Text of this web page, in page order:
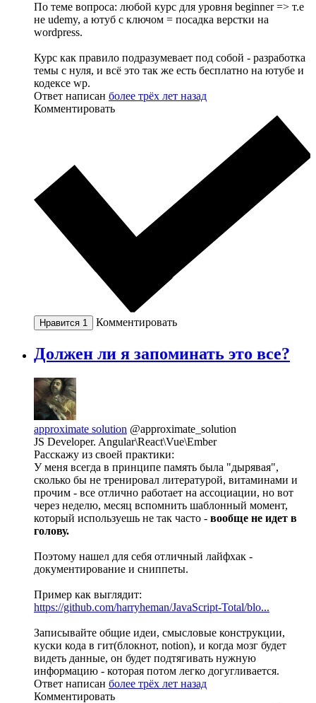
По теме вопроса: любой курс для уровня beginner => т.е
не udemy, а ютуб с ключом = посадка верстки на
wordpress.
Курс как правило подразумевает под собой - разработка
темы с нуля, и всё это так же есть бесплатно на ютубе и
кодексе wp.
Ответ написан более трёх лет назад
Комментировать
Нравится 1 Комментировать
Должен ли я запоминать это все?
approximate solution @approximate_solution
JS Developer. Angular\React\Vue\Ember
Расскажу из своей практики:
У меня всегда в принципе память была "дырявая",
сколько бы не тренировал литературой, витаминами и
прочим - все отлично работает на ассоциации, но вот
через неделю, месяц вспомнить шаблонный момент,
который используешь не так часто - вообще не идет в
голову.
Поэтому нашел для себя отличный лайфхак -
документирование и сниппеты.
Пример как выглядит:
https://github.com/harryheman/JavaScript-Total/blo...
Записывайте общие идеи, смысловые конструкции,
куски кода в гит(блокнот, notion), и когда мозг будет
видеть данные, он будет подтягивать нужную
информацию - которая потом легко догугливается.
Ответ написан более трёх лет назад
Комментировать